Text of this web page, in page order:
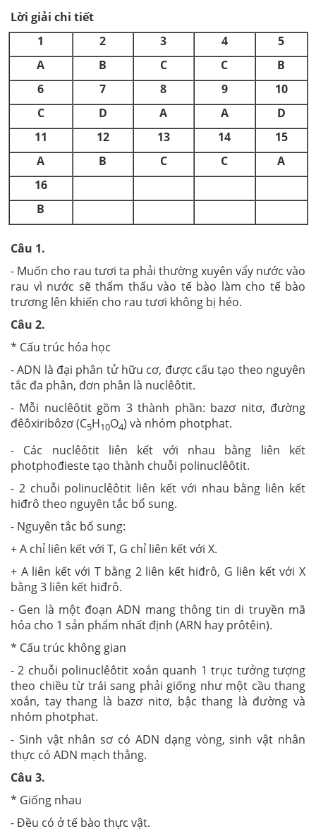
Lời giải chi tiết
1
2 3 4
5
A
B C C
B
6
7 8 9
10
C
D A A
D
11
12 13 14
15
A
B C C
A
16
B
Câu 1.
- Muốn cho rau tươi ta phải thường xuyên vẩy nước vào
rau vì nước sẽ thẩm thấu vào tế bào làm cho tế bào
trương lên khiến cho rau tươi không bị héo.
Câu 2.
* Cấu trúc hóa học
- ADN là đại phân tử hữu cơ, được cấu tạo theo nguyên
tắc đa phân, đơn phân là nuclêôtit.
- Mỗi nuclêôtit gồm 3 thành phần: bazơ nitơ, đường
đêôxiribôzơ (C5H10O4) và nhóm photphat.
- Các nuclêôtit liên kết với nhau bằng liên kết
photphođieste tạo thành chuỗi polinuclêôtit.
- 2 chuỗi polinuclêôtit liên kết với nhau bằng liên kết
hiđrô theo nguyên tắc bổ sung.
- Nguyên tắc bổ sung:
+ A chỉ liên kết với T, G chỉ liên kết với X.
+ A liên kết với T bằng 2 liên kết hiđrô, G liên kết với X
bằng 3 liên kết hiđrô.
- Gen là một đoạn ADN mang thông tin di truyền mã
hóa cho 1 sản phẩm nhất định (ARN hay prôtêin).
* Cấu trúc không gian
- 2 chuỗi polinuclêôtit xoắn quanh 1 trục tưởng tượng
theo chiều từ trái sang phải giống như một cầu thang
xoắn, tay thang là bazơ nitơ, bậc thang là đường và
nhóm photphat.
- Sinh vật nhân sơ có ADN dạng vòng, sinh vật nhân
thực có ADN mạch thẳng.
Câu 3.
* Giống nhau
- Đều có ở tế bào thực vật.